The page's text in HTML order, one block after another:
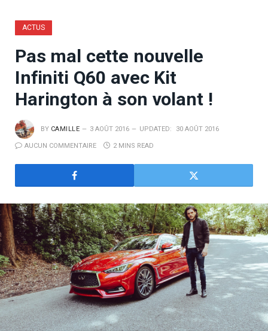
ACTUS
Pas mal cette nouvelle
Infiniti Q60 avec Kit
Harington à son volant !
BY CAMILLE 3 AOÛT 2016 UPDATED: 30 AOÛT 2016
AUCUN COMMENTAIRE 2 MINS READ